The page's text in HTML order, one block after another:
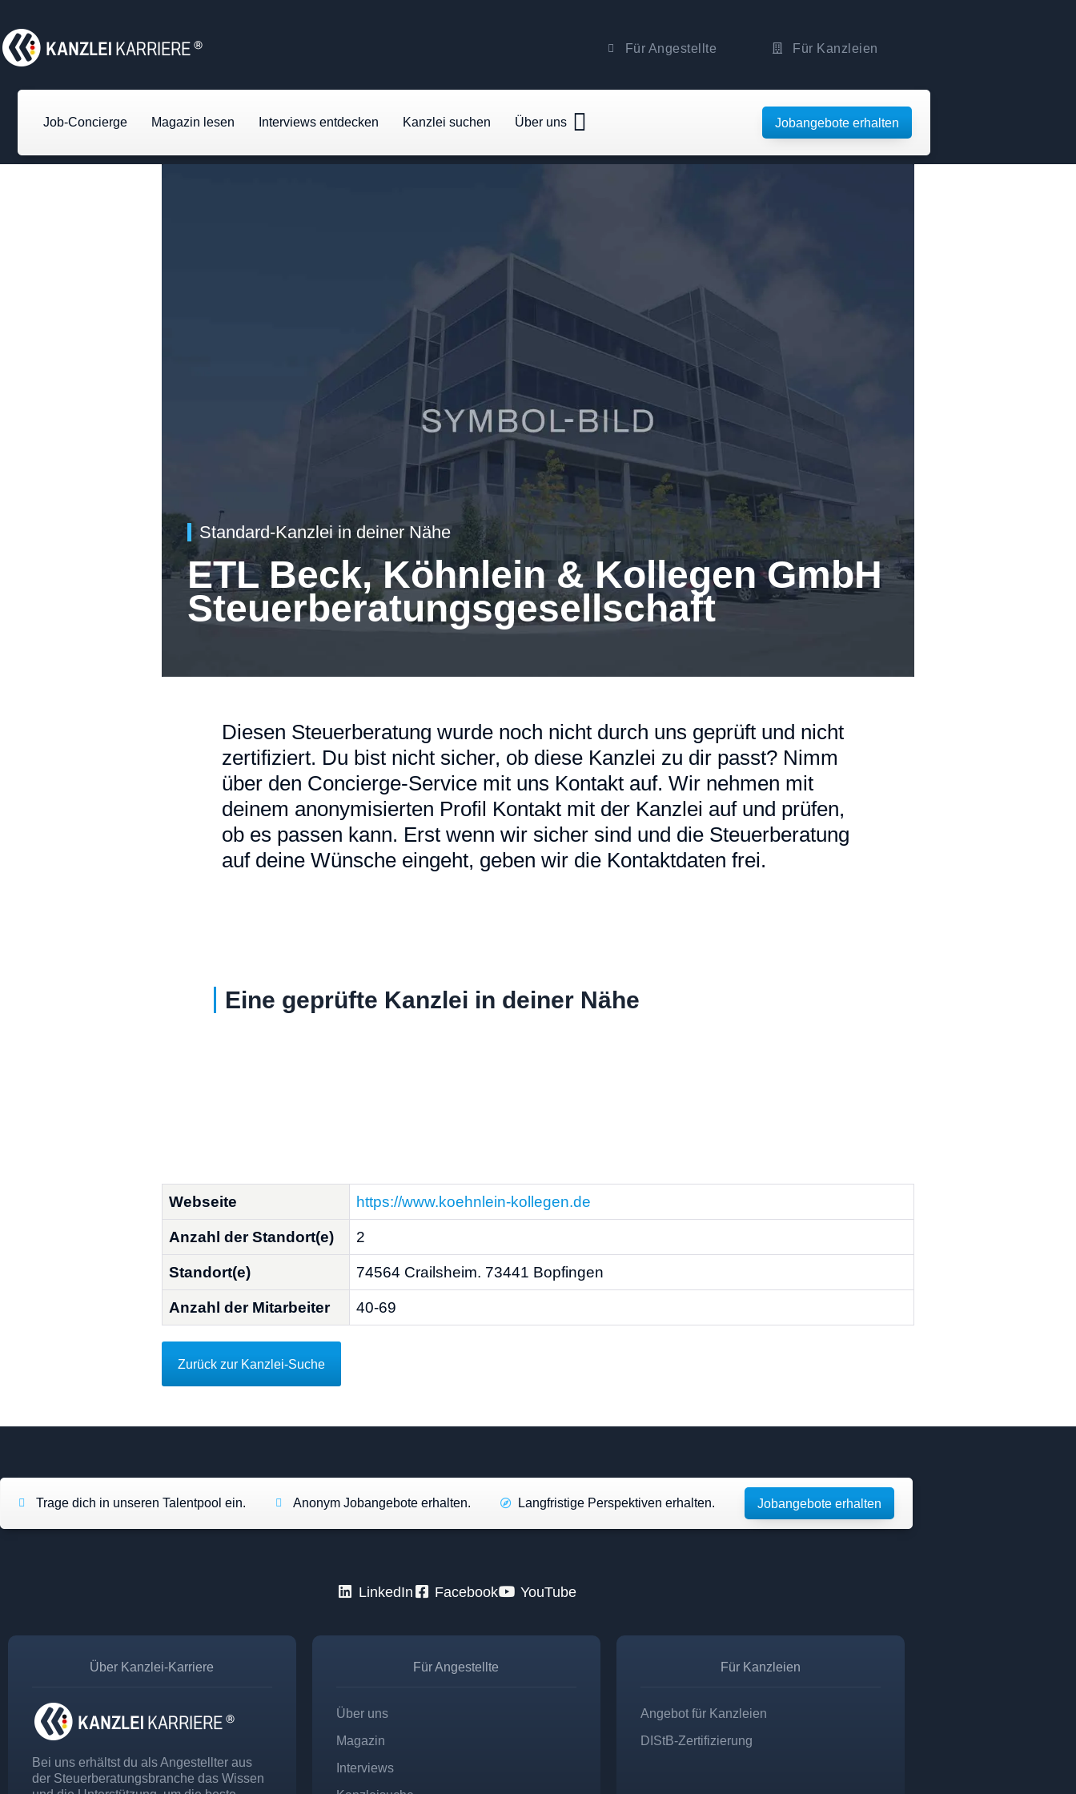
Für Angestellte Für Kanzleien
Job-Concierge Magazin lesen Interviews entdecken Kanzlei suchen Über uns Jobangebote erhalten
Standard-Kanzlei in deiner Nähe
ETL Beck, Köhnlein & Kollegen GmbH
Steuerberatungsgesellschaft
Diesen Steuerberatung wurde noch nicht durch uns geprüft und nicht
zertifiziert. Du bist nicht sicher, ob diese Kanzlei zu dir passt? Nimm
über den Concierge-Service mit uns Kontakt auf. Wir nehmen mit
deinem anonymisierten Profil Kontakt mit der Kanzlei auf und prüfen,
ob es passen kann. Erst wenn wir sicher sind und die Steuerberatung
auf deine Wünsche eingeht, geben wir die Kontaktdaten frei.
Eine geprüfte Kanzlei in deiner Nähe
Webseite
https://www.koehnlein-kollegen.de
Anzahl der Standort(e)
2
Standort(e)
74564 Crailsheim. 73441 Bopfingen
Anzahl der Mitarbeiter
40-69
Zurück zur Kanzlei-Suche
Trage dich in unseren Talentpool ein. Anonym Jobangebote erhalten. Langfristige Perspektiven erhalten. Jobangebote erhalten
LinkedIn Facebook YouTube
Über Kanzlei-Karriere
Bei uns erhältst du als Angestellter aus
der Steuerberatungsbranche das Wissen
Für Angestellte
Über uns
Magazin
Interviews
Für Kanzleien
Angebot für Kanzleien
DIStB-Zertifizierung